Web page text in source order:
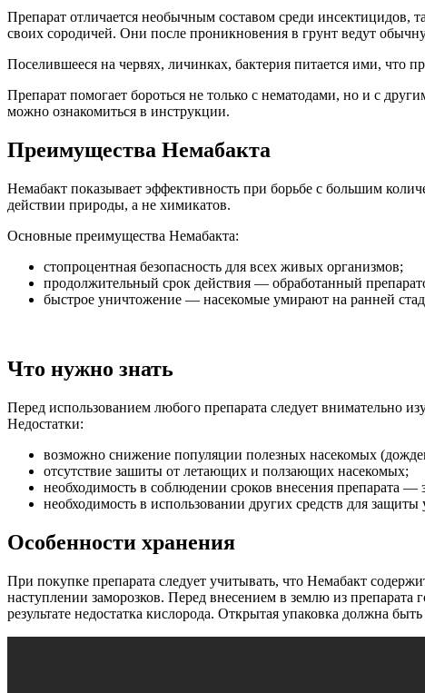
Препарат отличается необычным составом среди инсектицидов,
своих сородичей. Они после проникновения в грунт ведут
Поселившееся на червях, личинках, бактерия питается ими, что
Препарат помогает бороться не только с нематодами, но и с
можно ознакомиться в инструкции.
Преимущества Немабакта
Немабакт показывает эффективность при борьбе с большим
действии природы, а не химикатов.
Основные преимущества Немабакта:
стопроцентная безопасность для всех живых организмов;
продолжительный срок действия — обработанный
быстрое уничтожение — насекомые умирают на ранней
Что нужно знать
Перед использованием любого препарата следует внимательно
Недостатки:
возможно снижение популяции полезных насекомых
отсутствие зашиты от летающих и ползающих насекомых;
необходимость в соблюдении сроков внесения препарата
необходимость в использовании других средств для защиты
Особенности хранения
При покупке препарата следует учитывать, что Немабакт
наступлении заморозков. Перед внесением в землю из
результате недостатка кислорода. Открытая упаковка должна